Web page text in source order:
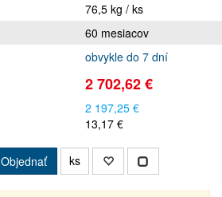
76,5 kg / ks
60 mesiacov
obvykle do 7 dní
2 702,62 €
2 197,25 €
13,17 €
Objednať ks